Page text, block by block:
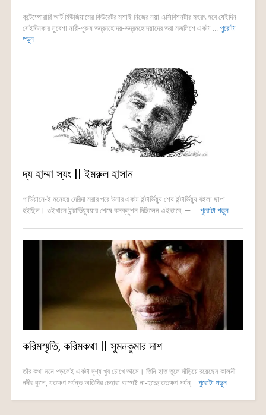
কন্টেম্পোরারি আর্ট মিউজিয়ামের কিউরেটর মশাই নিজের নয়া এক্সিবিশনটার মহরৎ হবে যেইদিন
সেইদিনকার সুবেশা নারী-পুরুষ ভদ্রমহোদয়-ভদ্রমহোদয়াদের ভরা মজলিশে একটা ... পুরোটা
পড়ুন
দ্য হাম্মা স্যং || ইমরুল হাসান
গার্ডিয়ানে-ই মনেহয় দেরিদা মরার পরে উনার একটা ইন্টার্ভিয়্যু শেষ ইন্টার্ভিয়্যু বইলা ছাপা
হইছিল। ওইখানে ইন্টার্ভিয়্যুয়ার শেষে কনক্লুশন দিছিলেন এইভাবে, — ... পুরোটা পড়ুন
করিমস্মৃতি, করিমকথা || সুমনকুমার দাশ
তাঁর কথা মনে পড়লেই একটা দৃশ্য খুব চোখে ভাসে। তিনি হাত তুলে দাঁড়িয়ে রয়েছেন কালনী
নদীর কূলে, যতক্ষণ পর্যন্ত অতিথির চেহারা অস্পষ্ট না-হচ্ছে ততক্ষণ পর্যন্... পুরোটা পড়ুন